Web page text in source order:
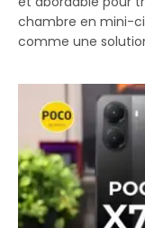
chambre en mini-
comme une